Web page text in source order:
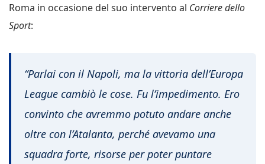
Roma in occasione del suo intervento al Corriere dello
Sport:
“Parlai con il Napoli, ma la vittoria dell’Europa
League cambiò le cose. Fu l’impedimento. Ero
convinto che avremmo potuto andare anche
oltre con l’Atalanta, perché avevamo una
squadra forte, risorse per poter puntare